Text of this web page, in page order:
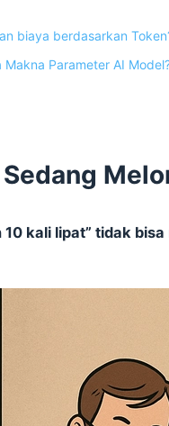
biaya berdasarkan
Parameter AI
kali lipat” tidak